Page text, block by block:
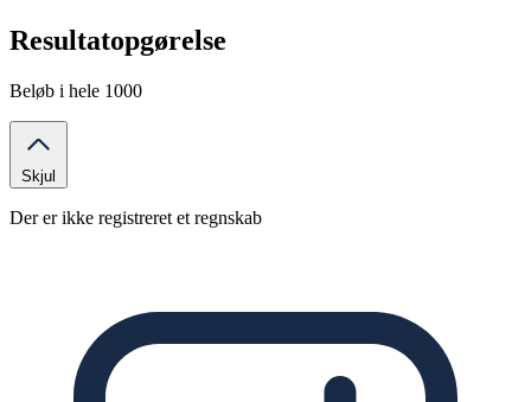
Resultatopgørelse
Beløb i hele 1000
Skjul
Der er ikke registreret et regnskab